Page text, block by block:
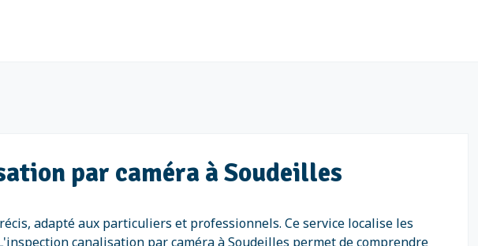
par caméra à Soudeilles
adapté aux particuliers et professionnels. Ce service localise les
canalisation par caméra à Soudeilles permet de comprendre